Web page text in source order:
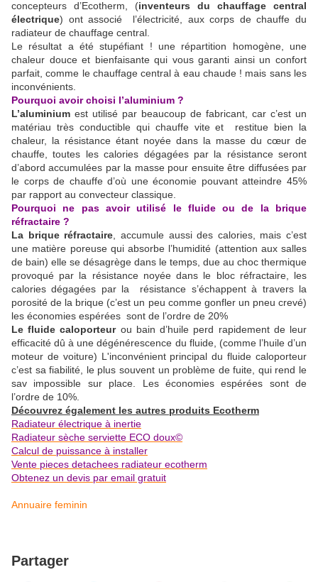
concepteurs d’Ecotherm, (inventeurs du chauffage central
électrique) ont associé l’électricité, aux corps de chauffe du
radiateur de chauffage central.
Le résultat a été stupéfiant ! une répartition homogène, une
chaleur douce et bienfaisante qui vous garanti ainsi un confort
parfait, comme le chauffage central à eau chaude ! mais sans les
inconvénients.
Pourquoi avoir choisi l’aluminium ?
L’aluminium est utilisé par beaucoup de fabricant, car c’est un
matériau très conductible qui chauffe vite et restitue bien la
chaleur, la résistance étant noyée dans la masse du cœur de
chauffe, toutes les calories dégagées par la résistance seront
d’abord accumulées par la masse pour ensuite être diffusées par
le corps de chauffe d’où une économie pouvant atteindre 45%
par rapport au convecteur classique.
Pourquoi ne pas avoir utilisé le fluide ou de la brique
réfractaire ?
La brique réfractaire , accumule aussi des calories, mais c’est
une matière poreuse qui absorbe l’humidité (attention aux salles
de bain) elle se désagrège dans le temps, due au choc thermique
provoqué par la résistance noyée dans le bloc réfractaire, les
calories dégagées par la résistance s’échappent à travers la
porosité de la brique (c’est un peu comme gonfler un pneu crevé)
les économies espérées sont de l’ordre de 20%
Le fluide caloporteurou bain d’huile perd rapidement de leur
efficacité dû à une dégénérescence du fluide, (comme l’huile d’un
moteur de voiture) L'inconvénient principal du fluide caloporteur
c’est sa fiabilité, le plus souvent un problème de fuite, qui rend le
sav impossible sur place. Les économies espérées sont de
l’ordre de 10%.
Découvrez également les autres produits Ecotherm
Radiateur électrique à inertie
Radiateur sèche serviette ECO doux©
Calcul de puissance à installer
Vente pieces detachees radiateur ecotherm
Obtenez un devis par email gratuit
Annuaire feminin
Partager